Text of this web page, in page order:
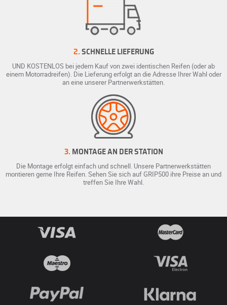
2. SCHNELLE LIEFERUNG
UND KOSTENLOS bei jedem Kauf von zwei identischen Reifen (oder ab
einem Motorradreifen). Die Lieferung erfolgt an die Adresse Ihrer Wahl oder
an eine unserer Partnerwerkstätten.
3. MONTAGE AN DER STATION
Die Montage erfolgt einfach und schnell. Unsere Partnerwerkstätten
montieren gerne Ihre Reifen. Sehen Sie sich auf GRIP500 ihre Preise an und
treffen Sie Ihre Wahl.